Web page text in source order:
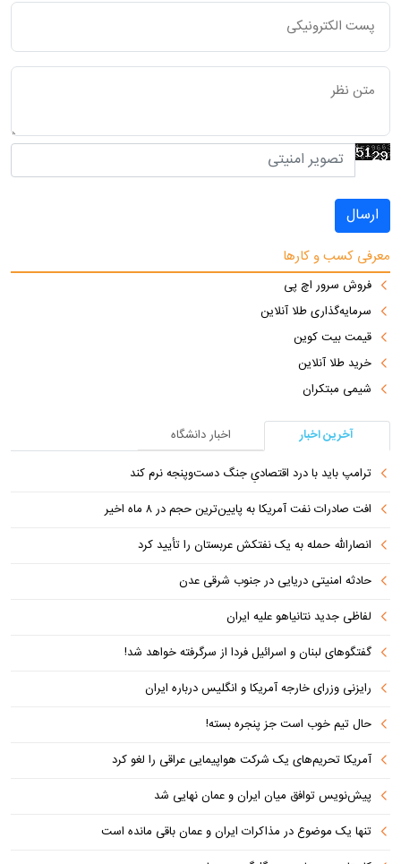
ارسال
معرفی کسب و کارها
فروش سرور اچ پی
سرمایه‌گذاری طلا آنلاین
قیمت بیت کوین
خرید طلا آنلاین
شیمی مبتکران
آخرین اخبار
اخبار دانشگاه
ترامپ باید با درد اقتصادیِ جنگ دست‌و‌پنجه نرم کند
افت صادرات نفت آمریکا به پایین‌ترین حجم در ۸ ماه اخیر
انصارالله حمله به یک نفتکش عربستان را تأیید کرد
حادثه امنیتی دریایی در جنوب شرقی عدن
لفاظی جدید نتانیاهو علیه ایران
گفتگوهای لبنان و اسرائیل فردا از سرگرفته خواهد شد!
رایزنی وزرای خارجه آمریکا و انگلیس درباره ایران
حال تیم خوب است جز پنجره بسته!
آمریکا تحریم‌های یک شرکت هواپیمایی عراقی را لغو کرد
پیش‌نویس توافق میان ایران و عمان نهایی شد
تنها یک موضوع در مذاکرات ایران و عمان باقی مانده است